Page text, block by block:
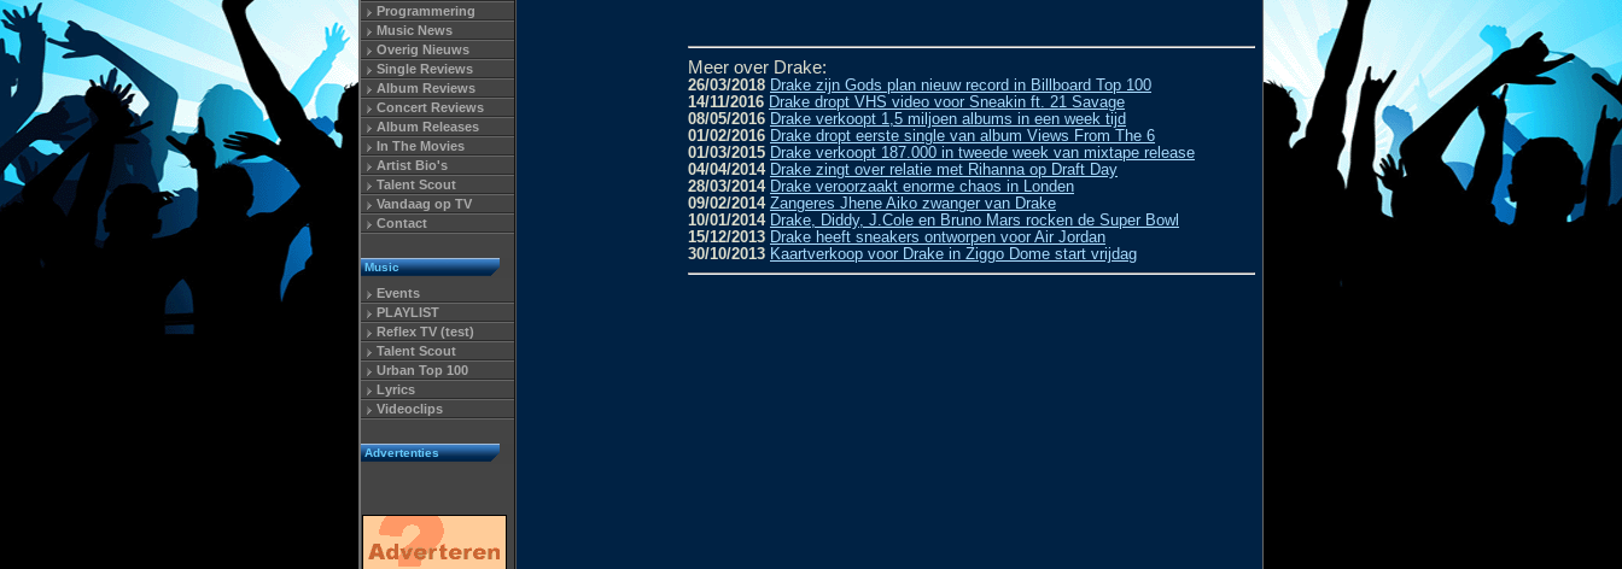
Programmering
Music News
Overig Nieuws
Single Reviews
Album Reviews
Concert Reviews
Album Releases
In The Movies
Artist Bio's
Talent Scout
Vandaag op TV
Contact
Music
Events
PLAYLIST
Reflex TV (test)
Talent Scout
Urban Top 100
Lyrics
Videoclips
Advertenties
Meer over Drake:
26/03/2018 Drake zijn Gods plan nieuw record in Billboard Top 100
14/11/2016 Drake dropt VHS video voor Sneakin ft. 21 Savage
08/05/2016 Drake verkoopt 1,5 miljoen albums in een week tijd
01/02/2016 Drake dropt eerste single van album Views From The 6
01/03/2015 Drake verkoopt 187.000 in tweede week van mixtape release
04/04/2014 Drake zingt over relatie met Rihanna op Draft Day
28/03/2014 Drake veroorzaakt enorme chaos in Londen
09/02/2014 Zangeres Jhene Aiko zwanger van Drake
10/01/2014 Drake, Diddy, J.Cole en Bruno Mars rocken de Super Bowl
15/12/2013 Drake heeft sneakers ontworpen voor Air Jordan
30/10/2013 Kaartverkoop voor Drake in Ziggo Dome start vrijdag